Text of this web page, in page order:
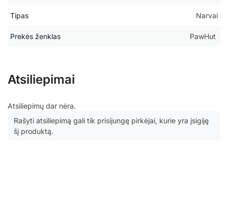
Tipas Narvai
Prekės ženklas PawHut
Atsiliepimai
Atsiliepimų dar nėra.
Rašyti atsiliepimą gali tik prisijungę pirkėjai, kurie yra įsigiję
šį produktą.